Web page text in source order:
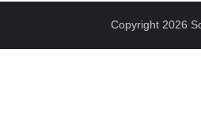
Copyright 2026